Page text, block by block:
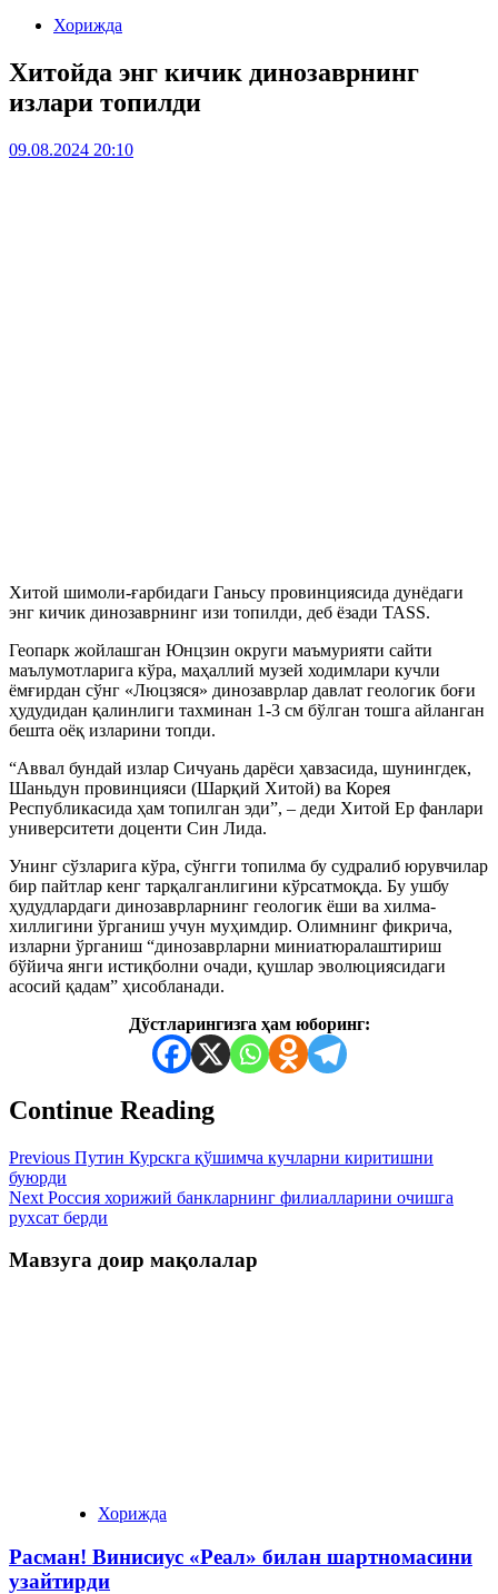
Хорижда
Хитойда энг кичик динозаврнинг
излари топилди
09.08.2024 20:10
Хитой шимоли-ғарбидаги Ганьсу провинциясида дунёдаги
энг кичик динозаврнинг изи топилди, деб ёзади TASS.
Геопарк жойлашган Юнцзин округи маъмурияти сайти
маълумотларига кўра, маҳаллий музей ходимлари кучли
ёмғирдан сўнг «Люцзяся» динозаврлар давлат геологик боғи
ҳудудидан қалинлиги тахминан 1-3 см бўлган тошга айланган
бешта оёқ изларини топди.
“Аввал бундай излар Сичуань дарёси ҳавзасида, шунингдек,
Шаньдун провинцияси (Шарқий Хитой) ва Корея
Республикасида ҳам топилган эди”, – деди Хитой Ер фанлари
университети доценти Син Лида.
Унинг сўзларига кўра, сўнгги топилма бу судралиб юрувчилар
бир пайтлар кенг тарқалганлигини кўрсатмоқда. Бу ушбу
ҳудудлардаги динозаврларнинг геологик ёши ва хилма-
хиллигини ўрганиш учун муҳимдир. Олимнинг фикрича,
изларни ўрганиш “динозаврларни миниатюралаштириш
бўйича янги истиқболни очади, қушлар эволюциясидаги
асосий қадам” ҳисобланади.
Дўстларингизга ҳам юборинг:
Continue Reading
Previous Путин Курскга қўшимча кучларни киритишни
буюрди
Next Россия хорижий банкларнинг филиалларини очишга
рухсат берди
Мавзуга доир мақолалар
Хорижда
Расман! Винисиус «Реал» билан шартномасини
узайтирди